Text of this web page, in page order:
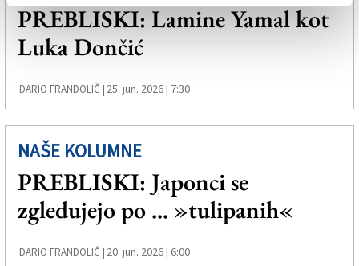
PREBLISKI: Lamine Yamal kot
Luka Dončić
DARIO FRANDOLIČ | 25. jun. 2026 | 7:30
NAŠE KOLUMNE
PREBLISKI: Japonci se
zgledujejo po ... »tulipanih«
DARIO FRANDOLIČ | 20. jun. 2026 | 6:00